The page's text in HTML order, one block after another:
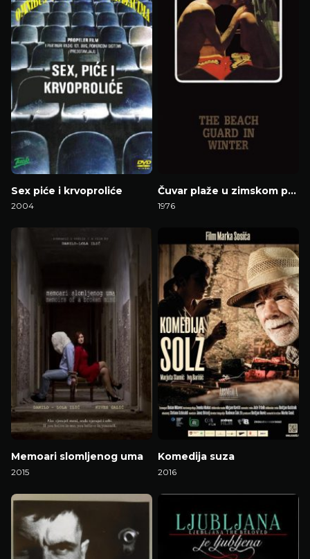
Sex piće i krvoproliće
2004
Čuvar plaže u zimskom periodu
1976
Memoari slomljenog uma
2015
Komedija suza
2016